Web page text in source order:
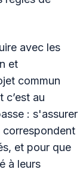
avec les
et
commun
c’est au
: s'assurer
correspondent
et pour que
à leurs